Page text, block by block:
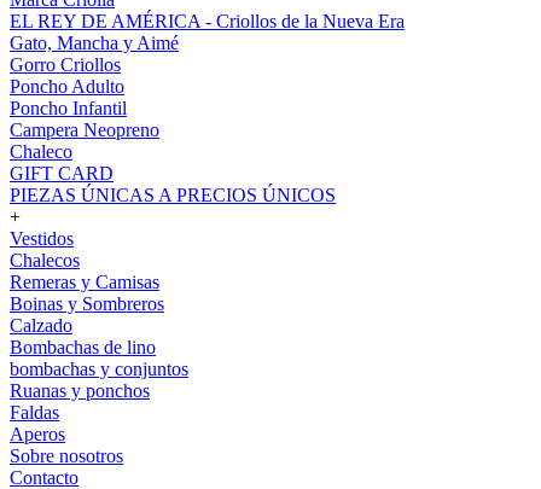
EL REY DE AMÉRICA - Criollos de la Nueva Era
Gato, Mancha y Aimé
Gorro Criollos
Poncho Adulto
Poncho Infantil
Campera Neopreno
Chaleco
GIFT CARD
PIEZAS ÚNICAS A PRECIOS ÚNICOS
+
Vestidos
Chalecos
Remeras y Camisas
Boinas y Sombreros
Calzado
Bombachas de lino
bombachas y conjuntos
Ruanas y ponchos
Faldas
Aperos
Sobre nosotros
Contacto